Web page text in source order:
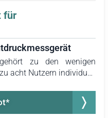
für
zu den wenigen
acht Nutzern individuell
zur Verfügung.
leicht und die Messung